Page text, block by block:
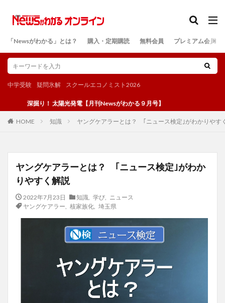
「Newsがわかる」とは？ 購入・定期購読 無料会員 プレミアム会員
中学受験 疑問氷解 スクールエコノミスト2026
掘り！ 太陽光発電【月刊Newsがわかる９月号】
HOME 知識 ヤングケアラーとは？ ｢ニュース検定｣がわかりやす
ヤングケアラーとは？ ｢ニュース検定｣がわか
りやすく解説
2022年7月23日 知識 学び
ニュース
ヤングケアラー
核家族化 埼玉県
検索